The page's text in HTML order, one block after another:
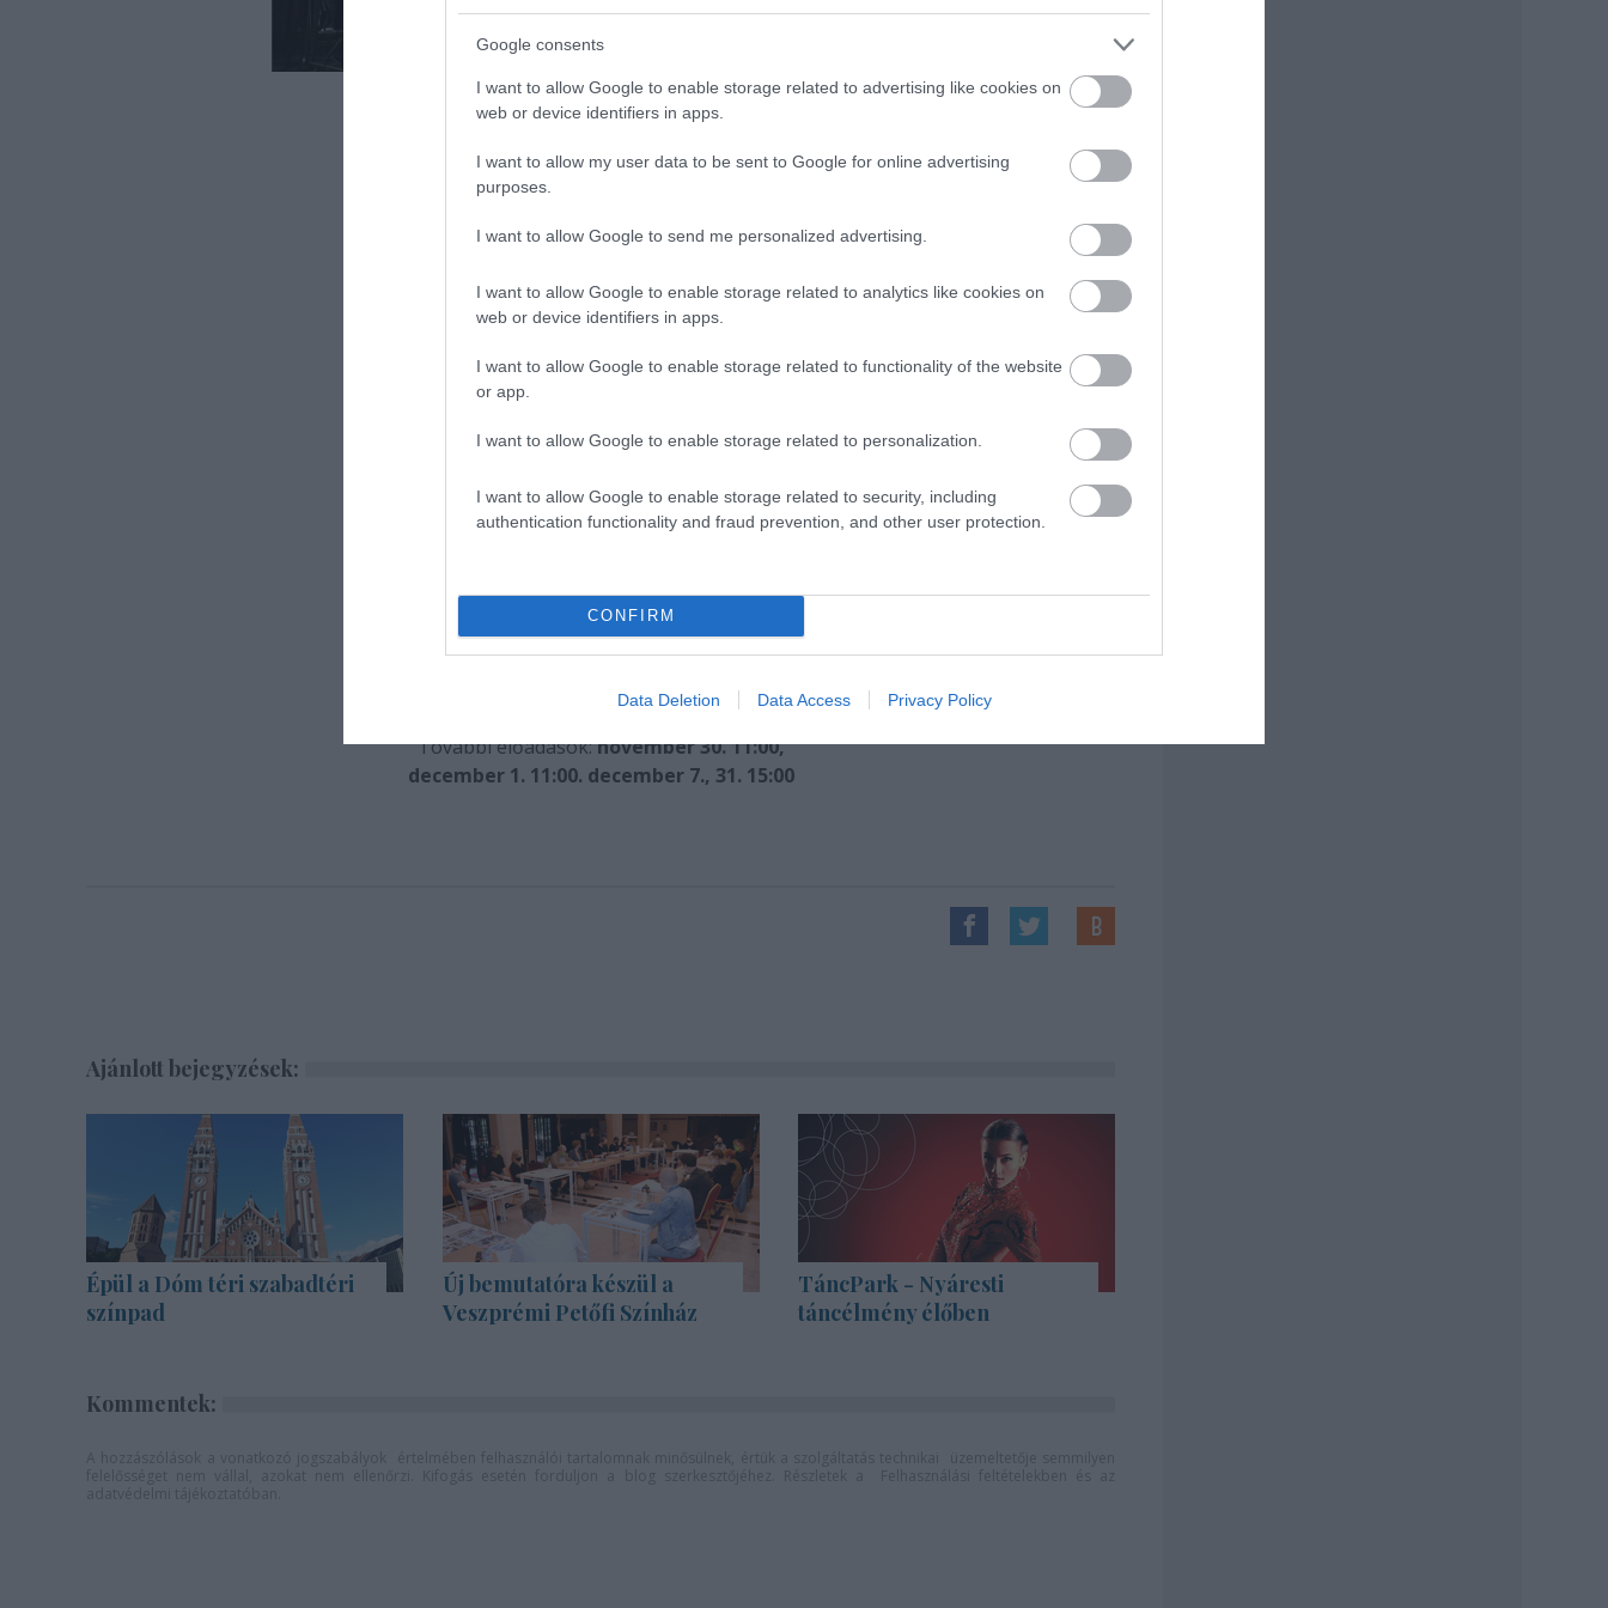
Google consents
I want to allow Google to enable storage related to advertising like cookies on
web or device identifiers in apps.
I want to allow my user data to be sent to Google for online advertising
purposes.
I want to allow Google to send me personalized advertising.
I want to allow Google to enable storage related to analytics like cookies on
web or device identifiers in apps.
I want to allow Google to enable storage related to functionality of the website
or app.
I want to allow Google to enable storage related to personalization.
I want to allow Google to enable storage related to security, including
authentication functionality and fraud prevention, and other user protection.
CONFIRM
Data Deletion Data Access Privacy Policy
Czigány Zoltán:
Csoda és Kósza
Előadók:
Debreczeny Csaba
Gálffi László
Kerekes Viktória
Vajda Milán
Znamenák István
író:Czigány Zoltán
súgó:Horváth Éva
rendezőasszisztens:Horváth Éva
Rendező:Mácsai Pál
november 24., 11:00
További előadások:november 30. 11:00,
december 1. 11:00. december 7., 31. 15:00
Ajánlott bejegyzések:
Épül a Dóm téri szabadtéri
színpad
Új bemutatóra készül a
Veszprémi Petőfi Színház
TáncPark - Nyáresti
táncélmény élőben
Kommentek: